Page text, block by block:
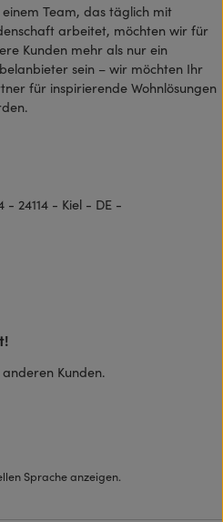
Team, das täglich mit
arbeitet, möchten wir für
Kunden mehr als nur ein
sein – wir möchten Ihr
für inspirierende Wohnlösungen
24114 - Kiel - DE -
0 von 5 Sternen
Kunden.
Sprache anzeigen.